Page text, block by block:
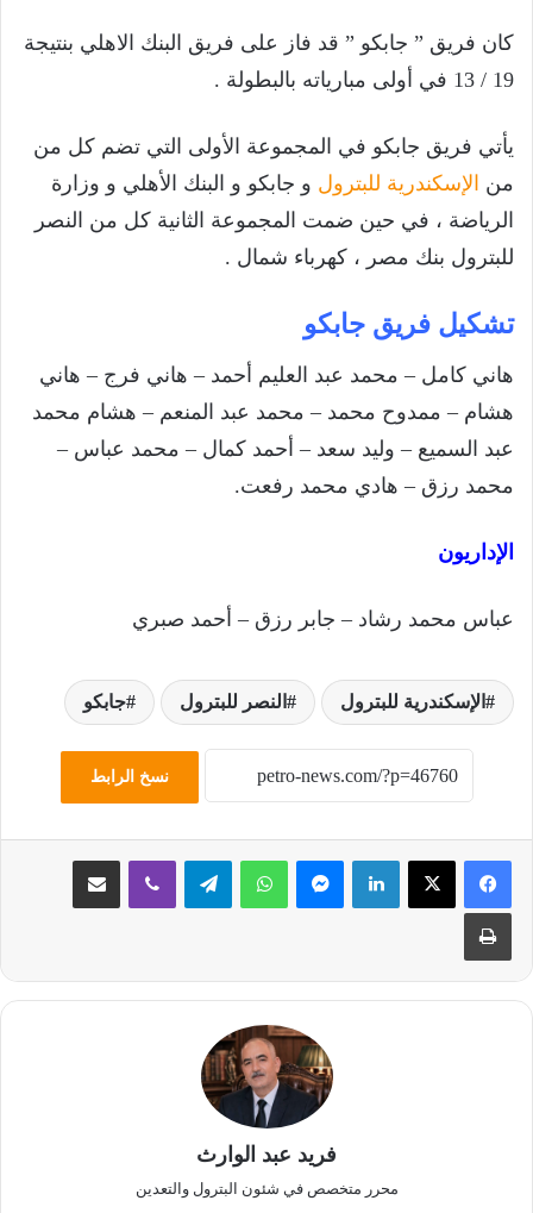
كان فريق ” جابكو ” قد فاز على فريق البنك الاهلي بنتيجة
19 / 13 في أولى مبارياته بالبطولة .
يأتي فريق جابكو في المجموعة الأولى التي تضم كل من
من الإسكندرية للبترول و جابكو و البنك الأهلي و وزارة
الرياضة ، في حين ضمت المجموعة الثانية كل من النصر
للبترول بنك مصر ، كهرباء شمال .
تشكيل فريق جابكو
هاني كامل – محمد عبد العليم أحمد – هاني فرج – هاني
هشام – ممدوح محمد – محمد عبد المنعم – هشام محمد
عبد السميع – وليد سعد – أحمد كمال – محمد عباس –
محمد رزق – هادي محمد رفعت.
الإداريون
عباس محمد رشاد – جابر رزق – أحمد صبري
الإسكندرية للبترول النصر للبترول جابكو
نسخ الرابط
لينكدإن ماسنجر واتساب تيلقرام ڤايبر مشاركة عبر البريد
طباعة
فريد عبد الوارث
محرر متخصص في شئون البترول والتعدين